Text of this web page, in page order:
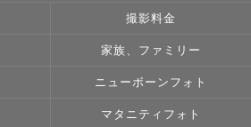
撮影料金
家族、ファミリー
ニューボーンフォト
マタニティフォト